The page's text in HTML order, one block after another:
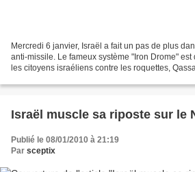
Mercredi 6 janvier, Israël a fait un pas de plus
anti-missile. Le fameux système "Iron Drome"
les citoyens israéliens contre les roquettes,
Israël muscle sa riposte sur le
Publié le 08/01/2010 à 21:19
Par sceptix